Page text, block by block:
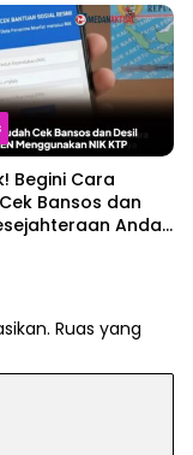
Begini Cara
Bansos dan
Anda
Ruas yang